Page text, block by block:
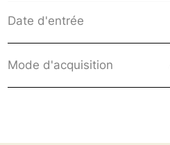
Date d'entrée
Mode d'acquisition